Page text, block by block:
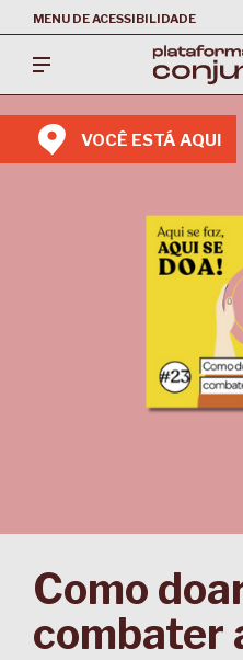
MENU DE ACESSIBILIDADE
VOCÊ ESTÁ AQUI
Como
combater